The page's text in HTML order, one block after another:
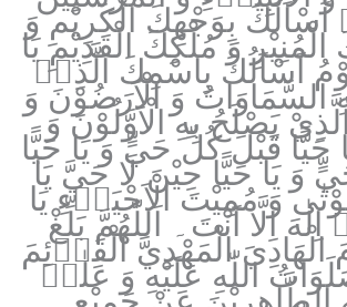
اَسْاَلُكَ بِوَجْهِكَ الْكَرِيْمِ وَ
وَ مُلْكِكَ الْقَدِيْمِ يَا
اَسْاَلُكَ بِاسْمِكَ الَّذِيۤ
السَّمَاوَاتُ وَ الْاَرَضُوْنَ وَ
يَصْلَحُ بِهِ الْاَوَّلُوْنَ وَ
حَيًّا قَبْلَ كُلِّ حَيٍّ وَ يَا حَيًّا
وَ يَا حَيًّا حِيْنَ لَا حَيَّ يَا
وَ مُمِيْتَ الْاَحْيَاۤءِ يَا
اِلَّا اَنْتَ۔ اَللّٰهُمَّ بَلِّغْ
الْهَادِيَ الْمَهْدِيَّ الْقَاۤئِمَ
اللّٰهِ عَلَيْهِ وَ عَلٰىۤ